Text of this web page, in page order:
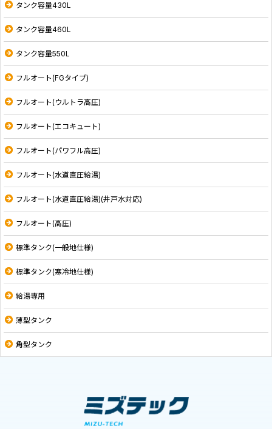
タンク容量430L
タンク容量460L
タンク容量550L
フルオート(FGタイプ)
フルオート(ウルトラ高圧)
フルオート(エコキュート)
フルオート(パワフル高圧)
フルオート(水道直圧給湯)
フルオート(水道直圧給湯)(井戸水対応)
フルオート(高圧)
標準タンク(一般地仕様)
標準タンク(寒冷地仕様)
給湯専用
薄型タンク
角型タンク